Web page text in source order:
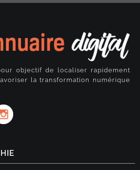
objectif de localiser rapidement
la transformation numérique